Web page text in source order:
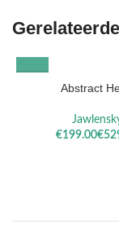
Abstract
€
€